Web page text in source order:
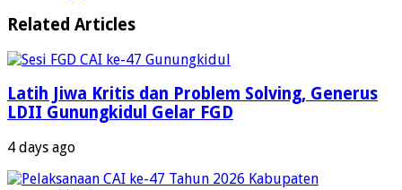
Related Articles
Latih Jiwa Kritis dan Problem Solving, Generus
LDII Gunungkidul Gelar FGD
4 days ago